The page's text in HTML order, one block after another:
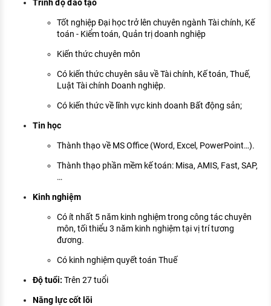
Trình độ đào tạo
Tốt nghiệp Đại học trở lên chuyên ngành Tài chính, Kế
toán - Kiểm toán, Quản trị doanh nghiệp
Kiến thức chuyên môn
Có kiến thức chuyên sâu về Tài chính, Kế toán, Thuế,
Luật Tài chính Doanh nghiệp.
Có kiến thức về lĩnh vực kinh doanh Bất động sản;
Tin học
Thành thạo về MS Office (Word, Excel, PowerPoint…).
Thành thạo phần mềm kế toán: Misa, AMIS, Fast, SAP,
…
Kinh nghiệm
Có ít nhất 5 năm kinh nghiệm trong công tác chuyên
môn, tối thiểu 3 năm kinh nghiệm tại vị trí tương
đương.
Có kinh nghiệm quyết toán Thuế
Độ tuổi: Trên 27 tuổi
Năng lực cốt lõi